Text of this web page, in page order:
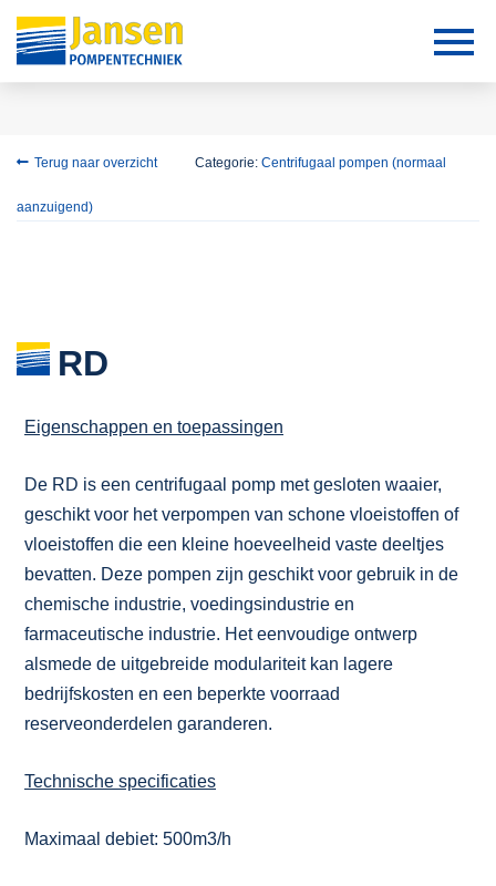
Terug naar overzicht Categorie: Centrifugaal pompen (normaal
aanzuigend)
RD
Eigenschappen en toepassingen
De RD is een centrifugaal pomp met gesloten waaier,
geschikt voor het verpompen van schone vloeistoffen of
vloeistoffen die een kleine hoeveelheid vaste deeltjes
bevatten. Deze pompen zijn geschikt voor gebruik in de
chemische industrie, voedingsindustrie en
farmaceutische industrie. Het eenvoudige ontwerp
alsmede de uitgebreide modulariteit kan lagere
bedrijfskosten en een beperkte voorraad
reserveonderdelen garanderen.
Technische specificaties
Maximaal debiet: 500m3/h